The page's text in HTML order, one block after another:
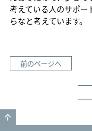
考えている人のサポー
らなと考えています。
前のページへ